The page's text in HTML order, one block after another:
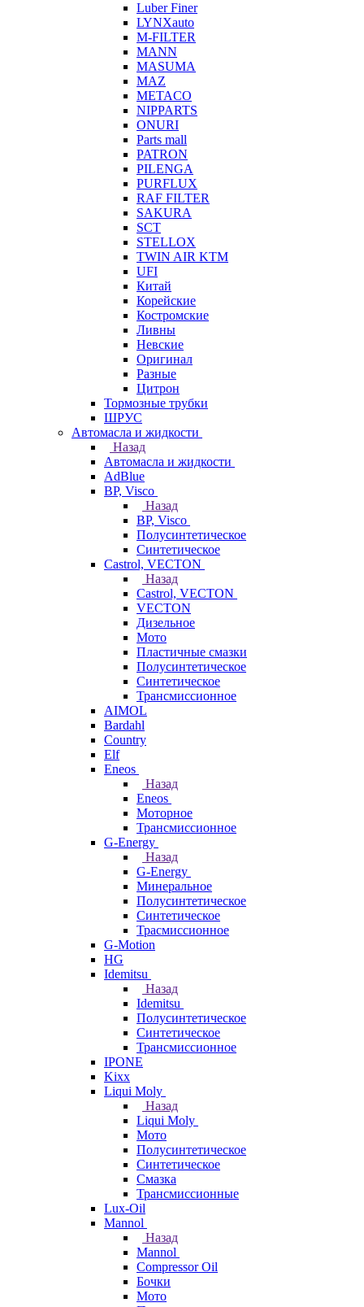
Luber Finer
LYNXauto
M-FILTER
MANN
MASUMA
MAZ
METACO
NIPPARTS
ONURI
Parts mall
PATRON
PILENGA
PURFLUX
RAF FILTER
SAKURA
SCT
STELLOX
TWIN AIR KTM
UFI
Китай
Корейские
Костромские
Ливны
Невские
Оригинал
Разные
Цитрон
Тормозные трубки
ШРУС
Автомасла и жидкости
Назад
Автомасла и жидкости
AdBlue
BP, Visco
Назад
BP, Visco
Полусинтетическое
Синтетическое
Castrol, VECTON
Назад
Castrol, VECTON
VECTON
Дизельное
Мото
Пластичные смазки
Полусинтетическое
Синтетическое
Трансмиссионное
AIMOL
Bardahl
Country
Elf
Eneos
Назад
Eneos
Моторное
Трансмиссионное
G-Energy
Назад
G-Energy
Минеральное
Полусинтетическое
Синтетическое
Трасмиссионное
G-Motion
HG
Idemitsu
Назад
Idemitsu
Полусинтетическое
Синтетическое
Трансмиссионное
IPONE
Kixx
Liqui Moly
Назад
Liqui Moly
Мото
Полусинтетическое
Синтетическое
Смазка
Трансмиссионные
Lux-Oil
Mannol
Назад
Mannol
Compressor Oil
Бочки
Мото